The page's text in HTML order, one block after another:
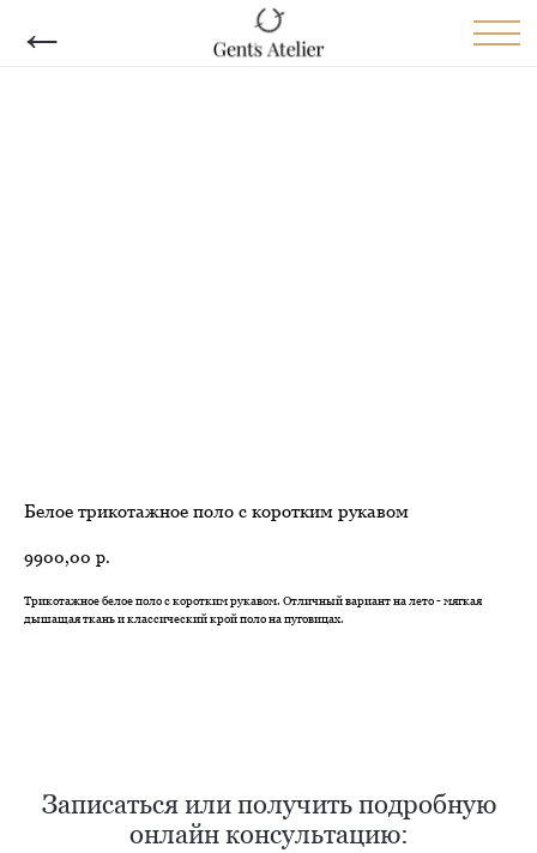
Белое трикотажное поло с коротким рукавом
9900,00 р.
Трикотажное белое поло с коротким рукавом. Отличный вариант на лето - мягкая
дышащая ткань и классический крой поло на пуговицах.
Записаться или получить подробную
онлайн консультацию: